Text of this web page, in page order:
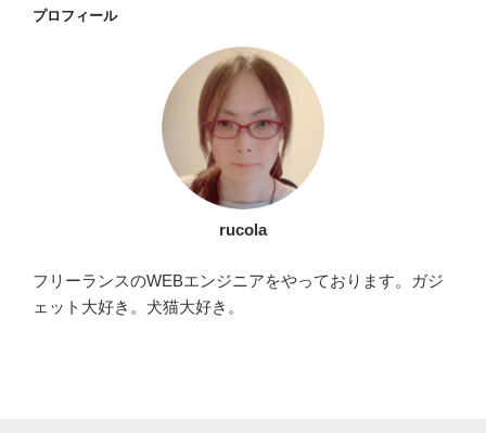
シ
プロフィール
rucola
フリーランスのWEBエンジニアをやっております。ガジ
ェット大好き。犬猫大好き。